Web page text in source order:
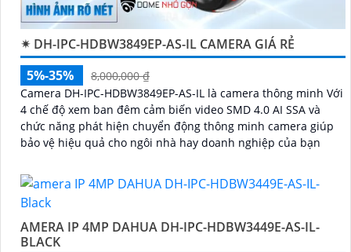
✴ DH-IPC-HDBW3849EP-AS-IL CAMERA GIÁ RẺ
5%-35%
8,000,000 ₫
Camera DH-IPC-HDBW3849EP-AS-IL là camera thông minh Với
4 chế độ xem ban đêm cảm biến video SMD 4.0 AI SSA và
chức năng phát hiện chuyển động thông minh camera giúp
bảo vệ hiệu quả cho ngôi nhà hay doanh nghiệp của bạn
AMERA IP 4MP DAHUA DH-IPC-HDBW3449E-AS-IL-
BLACK